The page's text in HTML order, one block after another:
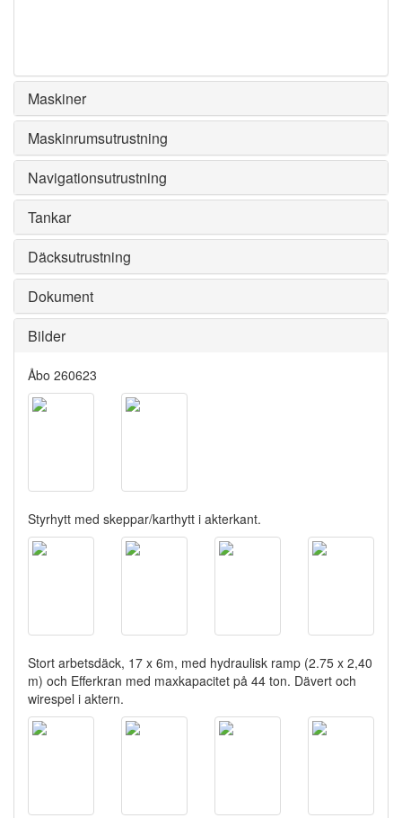
Maskiner
Maskinrumsutrustning
Navigationsutrustning
Tankar
Däcksutrustning
Dokument
Bilder
Åbo 260623
Styrhytt med skeppar/karthytt i akterkant.
Stort arbetsdäck, 17 x 6m, med hydraulisk ramp (2.75 x 2,40
m) och Efferkran med maxkapacitet på 44 ton. Dävert och
wirespel i aktern.